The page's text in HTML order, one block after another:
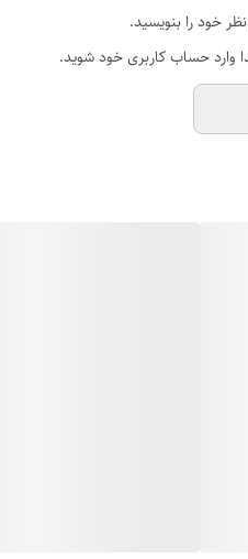
خود را بنویسید.
وارد حساب کاربری خود شوید.